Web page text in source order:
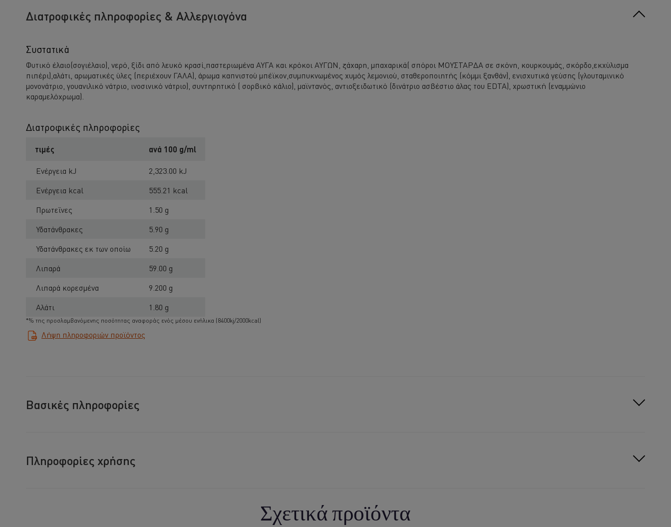
Διατροφικές πληροφορίες & Αλλεργιογόνα
Συστατικά
Φυτικό έλαιο(σογιέλαιο), νερό, ξίδι από λευκό κρασί,παστεριωμένα ΑΥΓΑ και κρόκοι ΑΥΓΩΝ, ζάχαρη, μπαχαρικά( σπόροι ΜΟΥΣΤΑΡΔΑ σε σκόνη, κουρκουμάς, σκόρδο,εκχύλισμα
πιπέρι),αλάτι, αρωματικές ύλες (περιέχουν ΓΑΛΑ), άρωμα καπνιστού μπέϊκον,συμπυκνωμένος χυμός λεμονιού, σταθεροποιητής (κόμμι ξανθάν), ενισχυτικά γεύσης (γλουταμινικό
μονονάτριο, γουανιλικό νάτριο, ινοσινικό νάτριο), συντηρητικό ( σορβικό κάλιο), μαϊντανός, αντιοξειδωτικό (δινάτριο ασβέστιο άλας του EDTA), χρωστική (εναμμώνιο
καραμελόχρωμα).
Διατροφικές πληροφορίες
τιμές ανά 100 g/ml
Ενέργεια kJ
2,323.00 kJ
Ενέργεια kcal
555.21 kcal
Πρωτεΐνες
1.50 g
Υδατάνθρακες
5.90 g
Υδατάνθρακες εκ των οποίω
5.20 g
Λιπαρά
59.00 g
Λιπαρά κορεσμένα
9.200 g
Αλάτι
1.80 g
*% της προσλαμβανόμενης ποσότητας αναφοράς ενός μέσου ενήλικα (8400kj/2000kcal)
Λήψη πληροφοριών προϊόντος
Βασικές πληροφορίες
Πληροφορίες χρήσης
Σχετικά προϊόντα